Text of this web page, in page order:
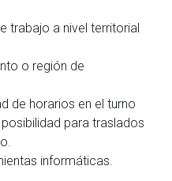
trabajo a nivel territorial
o región de
de horarios en el turno
para traslados
informáticas.